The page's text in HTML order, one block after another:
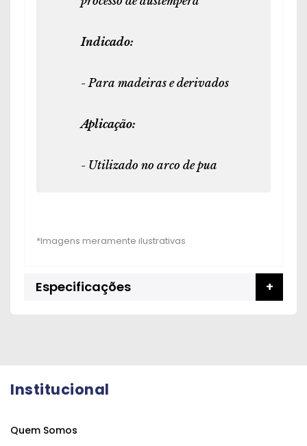
Indicado:
- Para madeiras e derivados
Aplicação:
- Utilizado no arco de pua
Especificações
Institucional
Quem Somos